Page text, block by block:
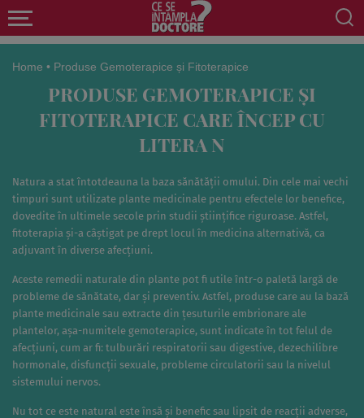
Home • Produse Gemoterapice și Fitoterapice
PRODUSE GEMOTERAPICE ȘI
FITOTERAPICE CARE ÎNCEP CU
LITERA N
Natura a stat întotdeauna la baza sănătății omului. Din cele mai vechi
timpuri sunt utilizate plante medicinale pentru efectele lor benefice,
dovedite în ultimele secole prin studii științifice riguroase. Astfel,
fitoterapia și-a câștigat pe drept locul în medicina alternativă, ca
adjuvant în diverse afecțiuni.
Aceste remedii naturale din plante pot fi utile într-o paletă largă de
probleme de sănătate, dar și preventiv. Astfel, produse care au la bază
plante medicinale sau extracte din țesuturile embrionare ale
plantelor, așa-numitele gemoterapice, sunt indicate în tot felul de
afecțiuni, cum ar fi: tulburări respiratorii sau digestive, dezechilibre
hormonale, disfuncții sexuale, probleme circulatorii sau la nivelul
sistemului nervos.
Nu tot ce este natural este însă și benefic sau lipsit de reacții adverse,